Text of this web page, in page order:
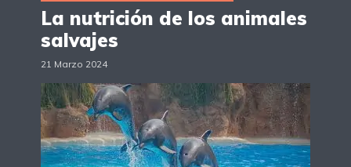
La nutrición de los animales
salvajes
21 Marzo 2024